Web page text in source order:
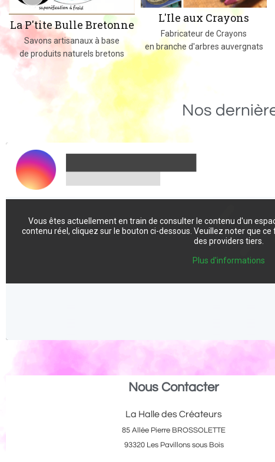
La P'tite Bulle Bretonne
Savons artisanaux à base
de produits naturels bretons
L'Ile aux Crayons
Fabricateur de Crayons
en branche d'arbres auvergnats
Nos
Vous êtes actuellement en train de consulter le contenu d'un
contenu réel, cliquez sur le bouton ci-dessous. Veuillez noter que
des providers tiers.
Plus d'informations
Nous Contacter
La Halle des Créateurs
85 Allée Pierre BROSSOLETTE
93320 Les Pavillons sous Bois